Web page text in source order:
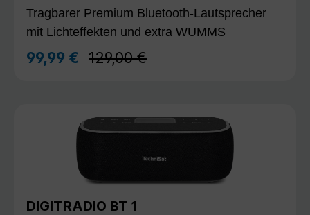
Tragbarer Premium Bluetooth-Lautsprecher
mit Lichteffekten und extra WUMMS
Verkaufspreis:
99,99 € Regulärer Preis:
129,00 €
DIGITRADIO BT 1